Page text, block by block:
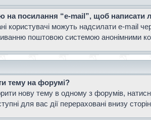
на посилання “e-mail”, щоб написати
користувачі можуть надсилати e-mail
поштовою системою анонімними
тему на форумі?
нову тему в одному з форумів,
для вас дії перераховані внизу